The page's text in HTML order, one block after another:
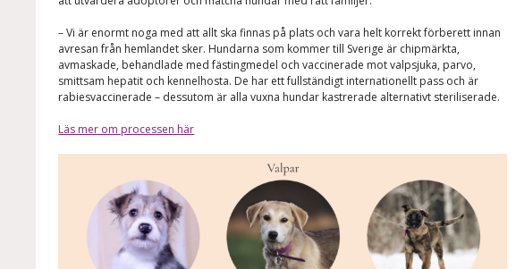
– Vi är enormt noga med att allt ska finnas på plats och vara helt korrekt förberett innan
avresan från hemlandet sker. Hundarna som kommer till Sverige är chipmärkta,
avmaskade, behandlade med fästingmedel och vaccinerade mot valpsjuka, parvo,
smittsam hepatit och kennelhosta. De har ett fullständigt internationellt pass och är
rabiesvaccinerade – dessutom är alla vuxna hundar kastrerade alternativt steriliserade.
Läs mer om processen här